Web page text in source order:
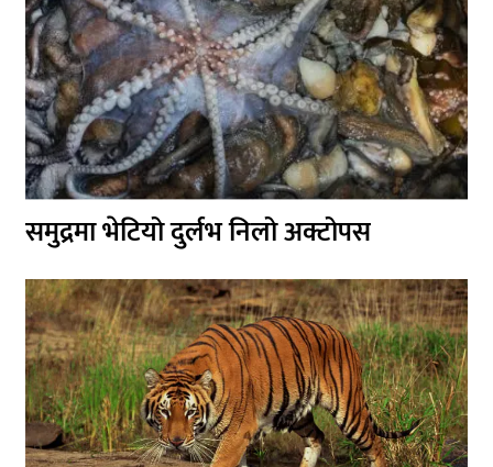
समुद्रमा भेटियो दुर्लभ निलो अक्टोपस